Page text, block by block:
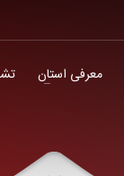
معرفی استان